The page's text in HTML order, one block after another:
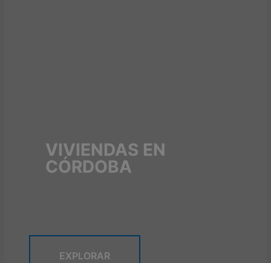
VIVIENDAS EN
CÓRDOBA
EXPLORAR